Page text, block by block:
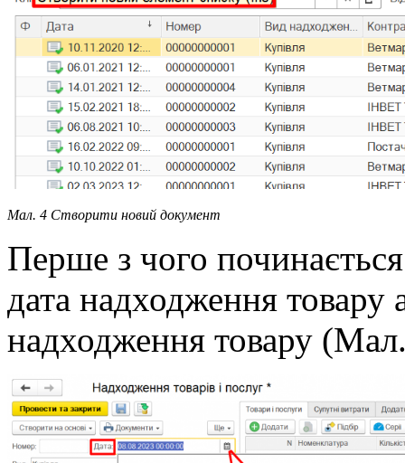
Мал. 4 Створити новий документ
Перше з чого
дата надходження
надходження товару